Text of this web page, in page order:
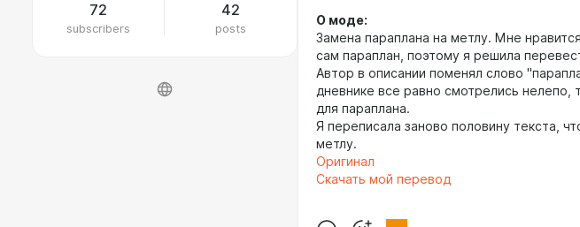
72
subscribers
42
posts
О моде:
Замена параплана на метлу. Мне
сам параплан, поэтому я решила
Автор в описании поменял слово
дневнике все равно смотрелись нелепо,
для параплана.
Я переписала заново половину текста,
метлу.
Оригинал
Скачать мой перевод